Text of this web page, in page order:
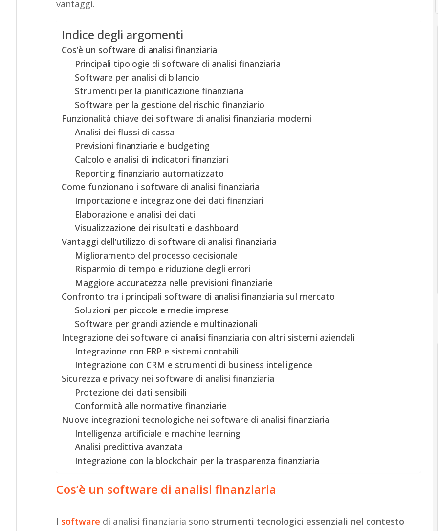
vantaggi.
Indice degli argomenti
Cos’è un software di analisi finanziaria
Principali tipologie di software di analisi finanziaria
Software per analisi di bilancio
Strumenti per la pianificazione finanziaria
Software per la gestione del rischio finanziario
Funzionalità chiave dei software di analisi finanziaria moderni
Analisi dei flussi di cassa
Previsioni finanziarie e budgeting
Calcolo e analisi di indicatori finanziari
Reporting finanziario automatizzato
Come funzionano i software di analisi finanziaria
Importazione e integrazione dei dati finanziari
Elaborazione e analisi dei dati
Visualizzazione dei risultati e dashboard
Vantaggi dell’utilizzo di software di analisi finanziaria
Miglioramento del processo decisionale
Risparmio di tempo e riduzione degli errori
Maggiore accuratezza nelle previsioni finanziarie
Confronto tra i principali software di analisi finanziaria sul mercato
Soluzioni per piccole e medie imprese
Software per grandi aziende e multinazionali
Integrazione dei software di analisi finanziaria con altri sistemi aziendali
Integrazione con ERP e sistemi contabili
Integrazione con CRM e strumenti di business intelligence
Sicurezza e privacy nei software di analisi finanziaria
Protezione dei dati sensibili
Conformità alle normative finanziarie
Nuove integrazioni tecnologiche nei software di analisi finanziaria
Intelligenza artificiale e machine learning
Analisi predittiva avanzata
Integrazione con la blockchain per la trasparenza finanziaria
Cos’è un software di analisi finanziaria
I software di analisi finanziaria sono strumenti tecnologici essenziali nel contesto